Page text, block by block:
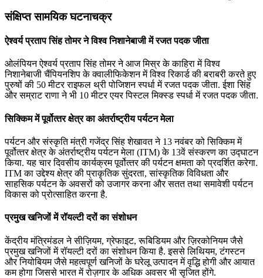
संक्षिप्त सामयिक घटनाचक्र
ऐश्‍वर्य प्रताप सिंह तोमर ने विश्‍व निशानेबाजी में रजत पदक जीता
ओलंपियन ऐश्‍वर्य प्रताप सिंह तोमर ने आज मिस्र के काहिरा में विश्‍व
निशानेबाजी चैंपियनशिप के क्‍वालीफिकेशन में विश्‍व रिकार्ड की बराबरी करते हुए
पुरुषों की 50 मीटर राइफल थ्री पोजिशन स्‍पर्धा में रजत पदक जीता. ईशा सिंह
और सम्राट राणा ने भी 10 मीटर एयर पिस्‍टल मिक्‍स्‍ड स्‍पर्धा में रजत पदक जीता.
सिक्किम में पूर्वोत्‍तर क्षेत्र का अंतर्राष्ट्रीय पर्यटन मेला
पर्यटन और संस्कृति मंत्री गजेंद्र सिंह शेखावत ने 13 नवंबर को सिक्किम में
पूर्वोत्‍तर क्षेत्र के अंतर्राष्ट्रीय पर्यटन मेला (ITM) के 13वें संस्करण का उद्घाटन
किया. यह चार दिवसीय कार्यक्रम पूर्वोत्‍तर की पर्यटन क्षमता को प्रदर्शित करेगा.
ITM का उद्देश्य क्षेत्र की प्राकृतिक सुंदरता, सांस्कृतिक विविधता और
साहसिक पर्यटन के अवसरों को उजागर करना और सतत तथा समावेशी पर्यटन
विकास को प्रोत्साहित करना है.
प्रमुख खनिजों में रॉयल्टी दरों का संशोधन
केंद्रीय मंत्रिमंडल ने सीज़ियम, ग्रेफाइट, रूबिडियम और ज़िरकोनियम जैसे
प्रमुख खनिजों में रॉयल्टी दरों का संशोधन किया है. इससे लिथियम, टंगस्टन
और नियोबियम जैसे महत्वपूर्ण खनिजों के घरेलू उत्पादन में वृद्धि होगी और आयात
कम होगा जिससे भारत में रोज़गार के अधिक अवसर भी सृजित होंगे.